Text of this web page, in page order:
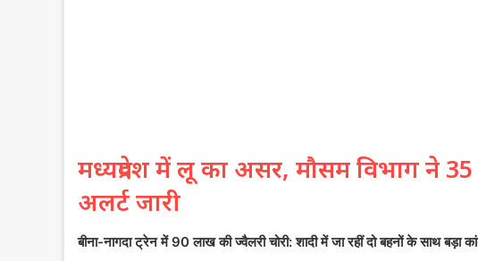
मध्यप्रदेश में लू का असर, मौसम विभाग ने
अलर्ट जारी
बीना-नागदा ट्रेन में 90 लाख की ज्वैलरी चोरी: शादी में जा रहीं दो बहनों के साथ बड़ा